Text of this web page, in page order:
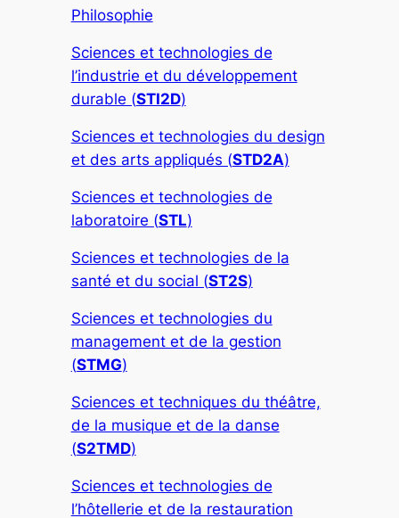
Philosophie
Sciences et technologies de
l’industrie et du développement
durable (STI2D)
Sciences et technologies du design
et des arts appliqués (STD2A)
Sciences et technologies de
laboratoire (STL)
Sciences et technologies de la
santé et du social (ST2S)
Sciences et technologies du
management et de la gestion
(STMG)
Sciences et techniques du théâtre,
de la musique et de la danse
(S2TMD)
Sciences et technologies de
l’hôtellerie et de la restauration